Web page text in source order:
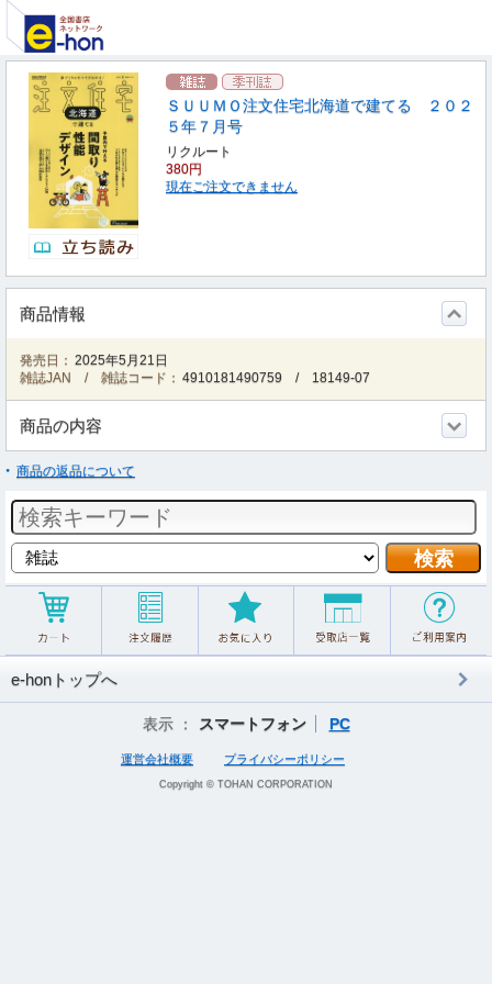
ＳＵＵＭＯ注文住宅北海道で建てる ２０２
５年７月号
リクルート
380円
現在ご注文できません
商品情報
発売日： 2025年5月21日
雑誌JAN / 雑誌コード： 4910181490759 / 18149-07
商品の内容
商品の返品について
e-honトップへ
表示 ： スマートフォン PC
運営会社概要 プライバシーポリシー
Copyright © TOHAN CORPORATION